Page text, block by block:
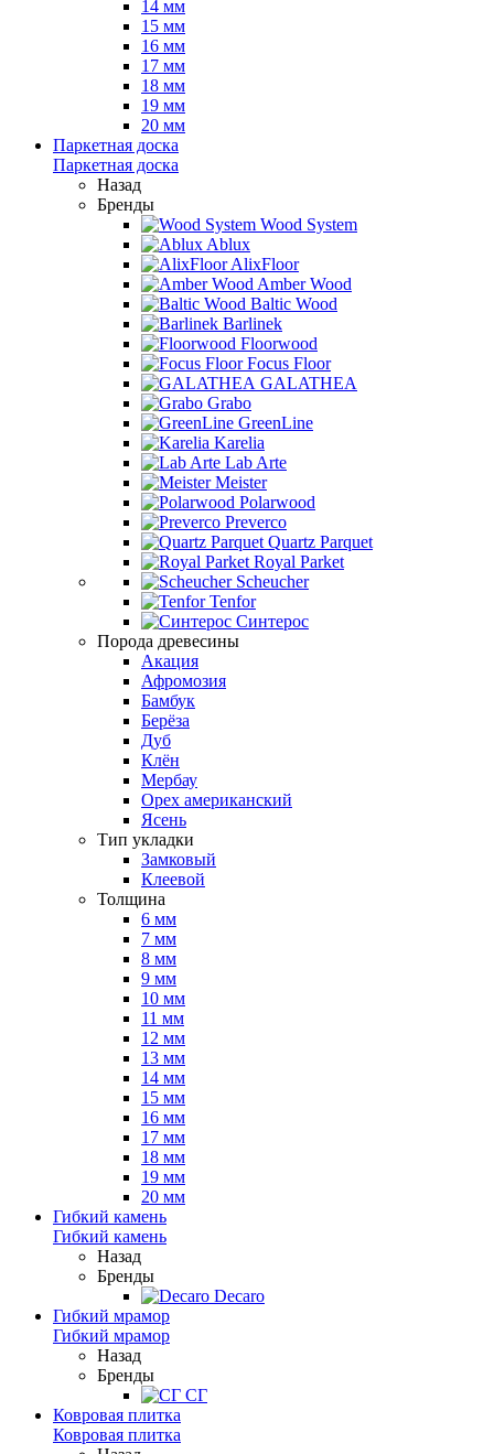
14 мм
15 мм
16 мм
17 мм
18 мм
19 мм
20 мм
Паркетная доска
Паркетная доска
Назад
Бренды
Wood System
Ablux
AlixFloor
Amber Wood
Baltic Wood
Barlinek
Floorwood
Focus Floor
GALATHEA
Grabo
GreenLine
Karelia
Lab Arte
Meister
Polarwood
Preverco
Quartz Parquet
Royal Parket
Scheucher
Tenfor
Синтерос
Порода древесины
Акация
Афромозия
Бамбук
Берёза
Дуб
Клён
Мербау
Орех американский
Ясень
Тип укладки
Замковый
Клеевой
Толщина
6 мм
7 мм
8 мм
9 мм
10 мм
11 мм
12 мм
13 мм
14 мм
15 мм
16 мм
17 мм
18 мм
19 мм
20 мм
Гибкий камень
Гибкий камень
Назад
Бренды
Decaro
Гибкий мрамор
Гибкий мрамор
Назад
Бренды
СГ
Ковровая плитка
Ковровая плитка